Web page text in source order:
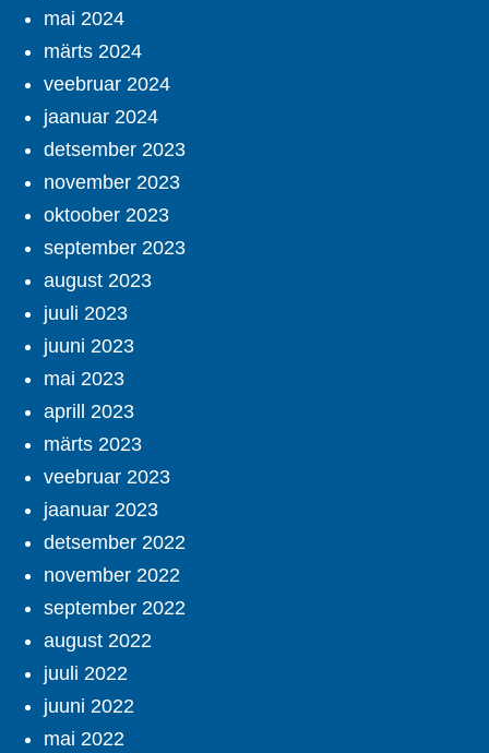
mai 2024
märts 2024
veebruar 2024
jaanuar 2024
detsember 2023
november 2023
oktoober 2023
september 2023
august 2023
juuli 2023
juuni 2023
mai 2023
aprill 2023
märts 2023
veebruar 2023
jaanuar 2023
detsember 2022
november 2022
september 2022
august 2022
juuli 2022
juuni 2022
mai 2022